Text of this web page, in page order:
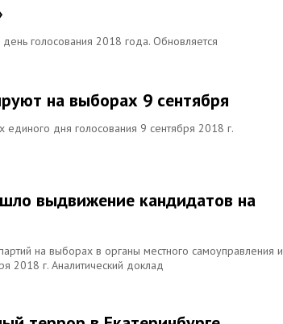
голосования 2018 года. Обновляется
на выборах 9 сентября
дня голосования 9 сентября 2018 г.
выдвижение кандидатов на
на выборах в органы местного самоуправления и
2018 г. Аналитический доклад